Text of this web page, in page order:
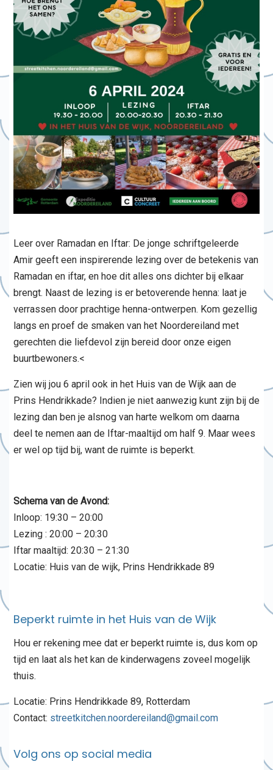
Leer over Ramadan en Iftar: De jonge schriftgeleerde
Amir geeft een inspirerende lezing over de betekenis van
Ramadan en iftar, en hoe dit alles ons dichter bij elkaar
brengt. Naast de lezing is er betoverende henna: laat je
verrassen door prachtige henna-ontwerpen. Kom gezellig
langs en proef de smaken van het Noordereiland met
gerechten die liefdevol zijn bereid door onze eigen
buurtbewoners.<
Zien wij jou 6 april ook in het Huis van de Wijk aan de
Prins Hendrikkade? Indien je niet aanwezig kunt zijn bij de
lezing dan ben je alsnog van harte welkom om daarna
deel te nemen aan de Iftar-maaltijd om half 9. Maar wees
er wel op tijd bij, want de ruimte is beperkt.
Schema van de Avond:
Inloop: 19:30 – 20:00
Lezing : 20:00 – 20:30
Iftar maaltijd: 20:30 – 21:30
Locatie: Huis van de wijk, Prins Hendrikkade 89
Beperkt ruimte in het Huis van de Wijk
Hou er rekening mee dat er beperkt ruimte is, dus kom op
tijd en laat als het kan de kinderwagens zoveel mogelijk
thuis.
Locatie: Prins Hendrikkade 89, Rotterdam
Contact: streetkitchen.noordereiland@gmail.com
Volg ons op social media